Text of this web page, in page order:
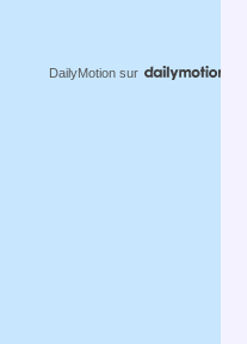
DailyMotion sur